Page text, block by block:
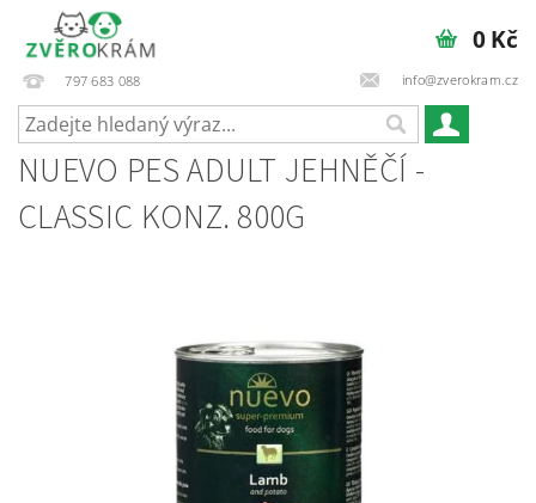
797 683 088 info@zverokram.cz
0 Kč
NUEVO PES ADULT JEHNĚČÍ -
CLASSIC KONZ. 800G